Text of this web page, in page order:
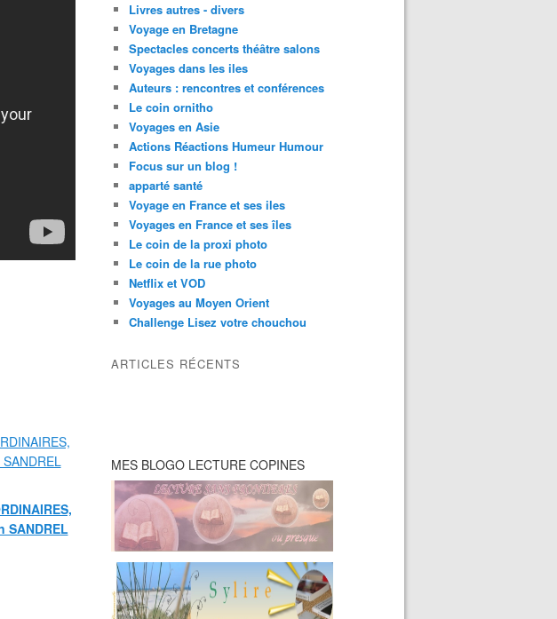
SANDREL
Livres autres - divers
Voyage en Bretagne
Spectacles concerts théâtre salons
Voyages dans les iles
Auteurs : rencontres et conférences
Le coin ornitho
Voyages en Asie
Actions Réactions Humeur Humour
Focus sur un blog !
apparté santé
Voyage en France et ses iles
Voyages en France et ses îles
Le coin de la proxi photo
Le coin de la rue photo
Netflix et VOD
Voyages au Moyen Orient
Challenge Lisez votre chouchou
ARTICLES RÉCENTS
MES BLOGO LECTURE COPINES